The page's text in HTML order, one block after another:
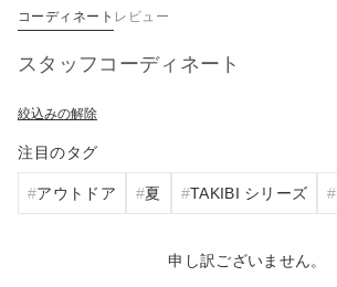
コーディネート レビュー
スタッフコーディネート
絞込みの解除
注目のタグ
アウトドア 夏 TAKIBI シリーズ
申し訳ございません。